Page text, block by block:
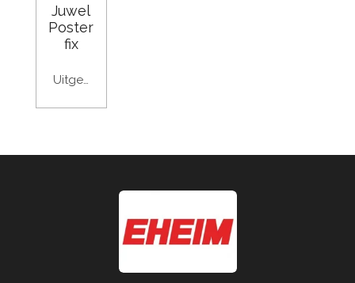
Juwel
Poster
fix
Uitgeschakeld